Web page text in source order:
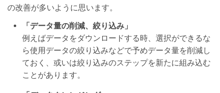
の改善が多いように思います。
「データ量の削減、絞り込み」
例えばデータをダウンロードする時、選択ができるな
ら使用データの絞り込みなどで予めデータ量を削減し
ておく、或いは絞り込みのステップを新たに組み込む
ことがあります。